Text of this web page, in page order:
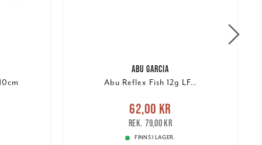
ABU GARCIA
Abu Reflex Fish 12g LF..
Nuvarande pris :62,00 kr
pris:79,00 kr
62,00 kr
79,00 kr
FINNS I LAGER.